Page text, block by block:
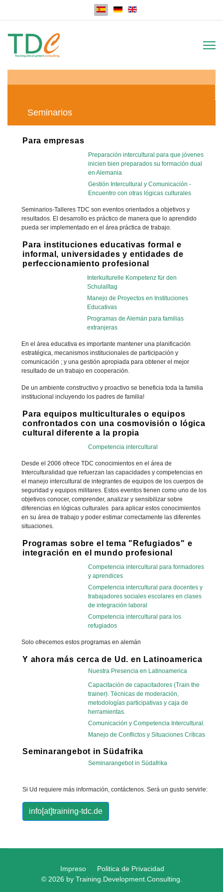
Seleccione su idioma
Seminarios
Para empresas
Preparación intercultural para que jóvenes
inicien bien preparados su formación dual
en Alemania
Gestión Intercultural y Comunicación -
Encuentro con otras lógicas culturales
Seminarios-Talleres TDC son eventos orientados a objetivos y
resultados. El desarrollo es práctico de manera que lo aprendido
pueda ser implementado en el área práctica de trabajo.
Para instituciones educativas formal e
informal, universidades y entidades de
perfeccionamiento profesional
Interkulturelle Kompetenz für den
Schulalltag
Manejo de Proyectos en Instituciones
Educativas
Programas de Alemán para familias
extranjeras
En el área educativa es importante mantener una planificación
estratégica, mecanismos institucionales de participación y
comunicación ; y una gestión apropiada para obtener el mejor
resultado de un trabajo en cooperación.
De un ambiente constructivo y proactivo se beneficia toda la familia
institucional incluyendo los padres de familia!
Para equipos multiculturales o equipos
confrontados con una cosmovisión o lógica
cultural diferente a la propia
Competencia intercultural
Desde el 2006 ofrece TDC conocimientos en el área de
Interculturalidad que refuerzan las capacidades y competencias en
el manejo intercultural de integrantes de equipos de los cuerpos de
seguridad y equipos militares. Estos eventos tienen como uno de los
objetivos conocer, comprender, analizar y sensibilizar sobre
diferencias en lógicas culturales para aplicar estos conocimientos
en su área de trabajo y poder estimar correctamente las diferentes
situaciones.
Programas sobre el tema "Refugiados" e
integración en el mundo profesional
Competencia intercultural para formadores
y aprendices
Competencia intercultural para docentes y
trabajadores sociales escolares en clases
de integración laboral
Competencia intercultural para los
refugiados
Solo ofrecemos estos programas en alemán
Y ahora más cerca de Ud. en Latinoamerica
Nuestra Presencia en Latinoamerica
Capacitación de capacitadores (Train the
trainer). Técnicas de moderación,
metodologías participativas y caja de
herramientas.
Comunicación y Competencia Intercultural.
Manejo de Conflictos y Situaciones Críticas
Seminarangebot in Südafrika
Seminarangebot in Südafrika
Si Ud requiere más información, contáctenos. Será un gusto servirle:
info[at]training-tdc.de
Impreso
Politica de Privacidad
© 2026 by Training.Development.Consulting.